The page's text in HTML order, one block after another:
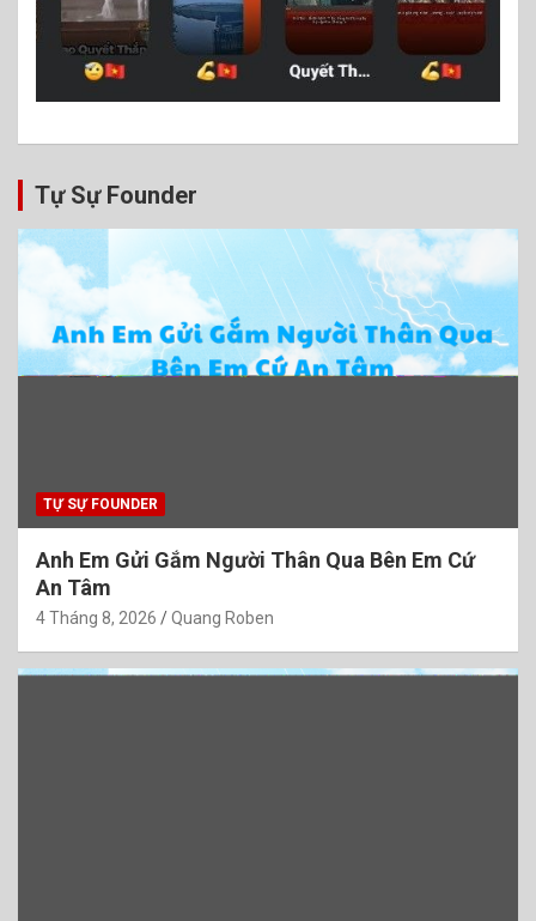
Tự Sự Founder
TỰ SỰ FOUNDER
Anh Em Gửi Gắm Người Thân Qua Bên Em Cứ
An Tâm
4 Tháng 8, 2026 Quang Roben